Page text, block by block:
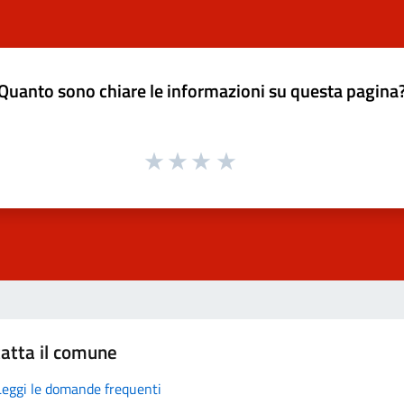
sono chiare le informazioni su questa
il comune
le domande frequenti